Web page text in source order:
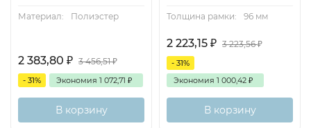
Материал:
Полиэстер
2 383,80 ₽ 3 456,51₽
- 31% Экономия 1 072,71 ₽
В корзину
Толщина рамки:
96 мм
2 223,15 ₽ 3 223,56₽
- 31%
Экономия 1 000,42 ₽
В корзину